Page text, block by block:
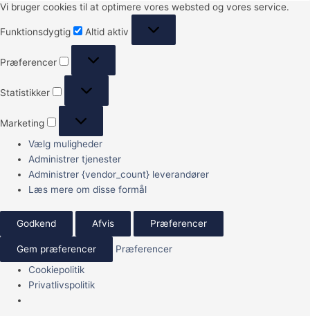
Vi bruger cookies til at optimere vores websted og vores service.
Funktionsdygtig Altid aktiv
Præferencer
Statistikker
Marketing
Vælg muligheder
Administrer tjenester
Administrer {vendor_count} leverandører
Læs mere om disse formål
Godkend Afvis Præferencer
Gem præferencer
Præferencer
Cookiepolitik
Privatlivspolitik